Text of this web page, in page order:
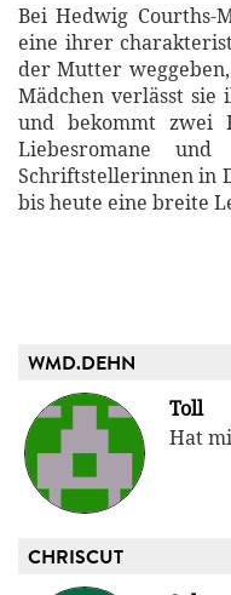
Bei Hedwig Courths-
eine ihrer
der Mutter
Mädchen verlässt
und bekommt zwei
Liebesromane
Schriftstellerinnen in
bis heute eine breite
WMD.DEHN
Toll
Hat
CHRISCUT